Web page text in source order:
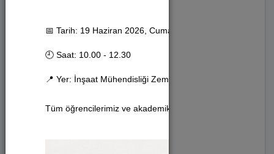
Konferans (38)
📅 Tarih: 19 Haziran 2026, Cuma
🕘 Saat: 10.00 - 12.30
📍 Yer: İnşaat Mühendisliği Zemin Kat Fuaye Alanı
Tüm öğrencilerimiz ve akademik personelimiz etkinliğimize